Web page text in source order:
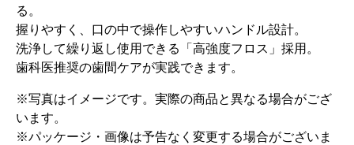
る。
握りやすく、口の中で操作しやすいハンドル設計。
洗浄して繰り返し使用できる「高強度フロス」採用。
歯科医推奨の歯間ケアが実践できます。
※写真はイメージです。実際の商品と異なる場合がござ
います。
※パッケージ・画像は予告なく変更する場合がございま